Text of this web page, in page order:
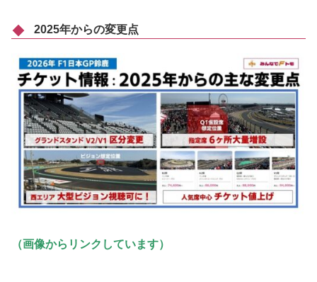
2025年からの変更点
（画像からリンクしています）